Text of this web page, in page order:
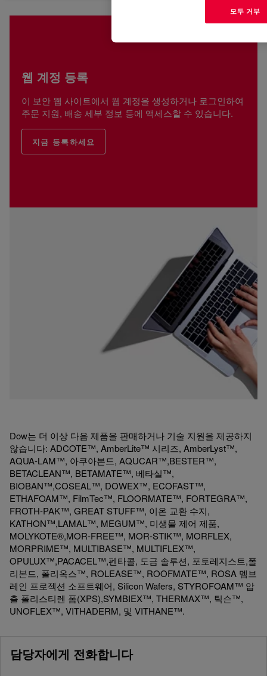
웹 계정 등록
이 보안 웹 사이트에서 웹 계정을 생성하거나 로그인하여
주문 지원, 배송 세부 정보 등에 액세스할 수 있습니다.
지금 등록하세요
Dow는 더 이상 다음 제품을 판매하거나 기술 지원을 제공하지
않습니다: ADCOTE™, AmberLite™ 시리즈, AmberLyst™,
AQUA-LAM™, 아쿠아본드, AQUCAR™,BESTER™,
BETACLEAN™, BETAMATE™, 베타실™,
BIOBAN™,COSEAL™, DOWEX™, ECOFAST™,
ETHAFOAM™, FilmTec™, FLOORMATE™, FORTEGRA™,
FROTH-PAK™, GREAT STUFF™, 이온 교환 수지,
KATHON™,LAMAL™, MEGUM™, 미생물 제어 제품,
MOLYKOTE®,MOR-FREE™, MOR-STIK™, MORFLEX,
MORPRIME™, MULTIBASE™, MULTIFLEX™,
OPULUX™,PACACEL™,펜타콜, 도금 솔루션, 포토레지스트,폴
리본드, 폴리옥스™, ROLEASE™, ROOFMATE™, ROSA 멤브
레인 프로젝션 소프트웨어, Silicon Wafers, STYROFOAM™ 압
출 폴리스티렌 폼(XPS),SYMBIEX™, THERMAX™, 틱슨™,
UNOFLEX™, VITHADERM, 및 VITHANE™.
담당자에게 전화합니다
모두 거부